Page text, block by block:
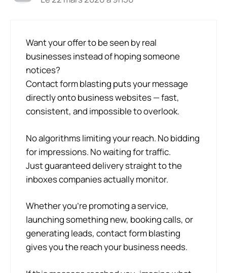
Want your offer to be seen by real
businesses instead of hoping someone
notices?
Contact form blasting puts your message
directly onto business websites — fast,
consistent, and impossible to overlook.
No algorithms limiting your reach. No bidding
for impressions. No waiting for traffic.
Just guaranteed delivery straight to the
inboxes companies actually monitor.
Whether you’re promoting a service,
launching something new, booking calls, or
generating leads, contact form blasting
gives you the reach your business needs.